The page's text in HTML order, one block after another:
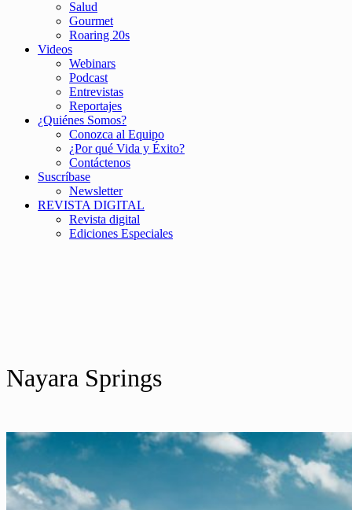
Salud
Gourmet
Roaring 20s
Videos
Webinars
Podcast
Entrevistas
Reportajes
¿Quiénes Somos?
Conozca al Equipo
¿Por qué Vida y Éxito?
Contáctenos
Suscríbase
Newsletter
REVISTA DIGITAL
Revista digital
Ediciones Especiales
Nayara Springs